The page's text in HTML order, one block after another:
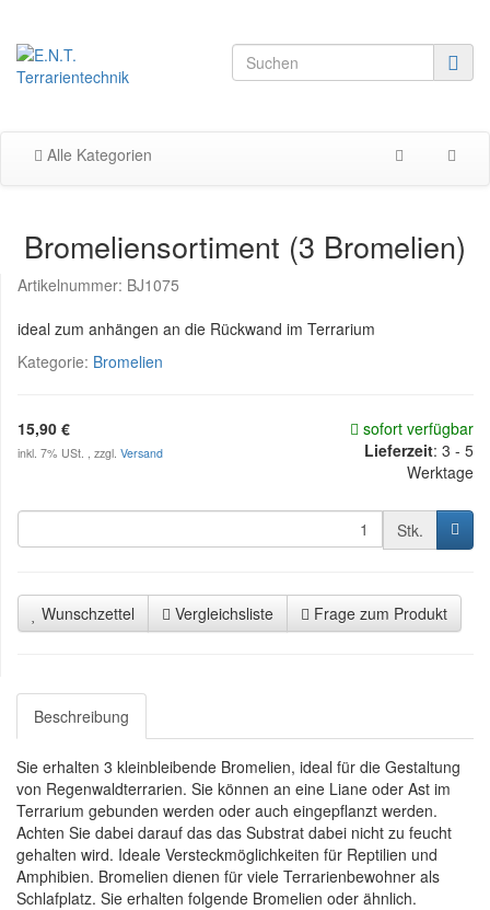
Alle Kategorien
Bromeliensortiment (3 Bromelien)
Artikelnummer: BJ1075
ideal zum anhängen an die Rückwand im Terrarium
Kategorie: Bromelien
15,90 €
inkl. 7% USt. , zzgl. Versand
sofort verfügbar
Lieferzeit: 3 - 5
Werktage
Stk.
Wunschzettel Vergleichsliste Frage zum Produkt
Beschreibung
Sie erhalten 3 kleinbleibende Bromelien, ideal für die Gestaltung
von Regenwaldterrarien. Sie können an eine Liane oder Ast im
Terrarium gebunden werden oder auch eingepflanzt werden.
Achten Sie dabei darauf das das Substrat dabei nicht zu feucht
gehalten wird. Ideale Versteckmöglichkeiten für Reptilien und
Amphibien. Bromelien dienen für viele Terrarienbewohner als
Schlafplatz. Sie erhalten folgende Bromelien oder ähnlich.